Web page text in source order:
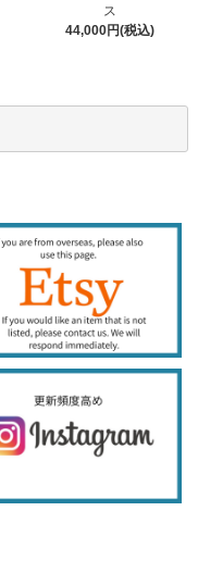
ス
44,000円(税込)